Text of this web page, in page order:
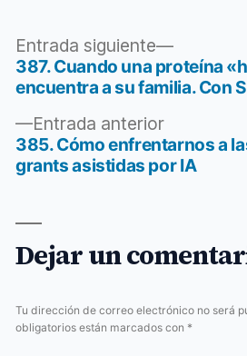
Navegación
de
entradas
Entrada anteriorEntrada
anterior:
385. Cómo enfrentarnos a
grants asistidas por IA
Entrada siguiente
Entrada
387. Cuando una proteína
encuentra a su familia. Con
Dejar un
Tu dirección de correo electrónico no será
obligatorios están marcados con *